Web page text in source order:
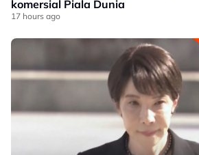
komersial Piala Dunia
17 hours ago